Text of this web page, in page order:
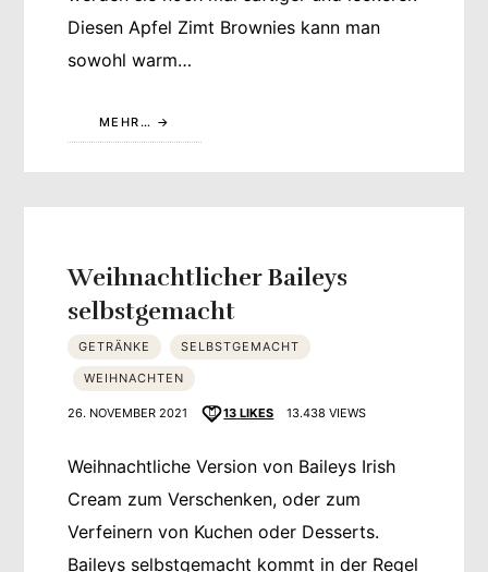
Diesen Apfel Zimt Brownies kann man
sowohl warm…
MEHR…
Weihnachtlicher Baileys
selbstgemacht
GETRÄNKE SELBSTGEMACHT
WEIHNACHTEN
26. NOVEMBER 2021 13 LIKES 13.438 VIEWS
Weihnachtliche Version von Baileys Irish
Cream zum Verschenken, oder zum
Verfeinern von Kuchen oder Desserts.
Baileys selbstgemacht kommt in der Regel